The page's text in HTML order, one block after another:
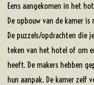
Eens aangekomen in het
De opbouw van de kamer
De puzzels/opdrachten die
teken van het hotel of om
heeft. De makers hebben
hun aanpak. De kamer zelf